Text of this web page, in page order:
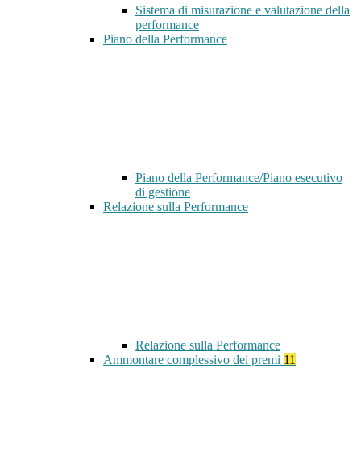
Sistema di misurazione e valutazione della
performance
Piano della Performance
Piano della Performance/Piano esecutivo
di gestione
Relazione sulla Performance
Relazione sulla Performance
Ammontare complessivo dei premi 11